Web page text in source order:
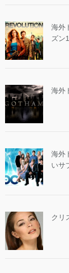
海外
ズン1
海外
海外
いサ
クリ